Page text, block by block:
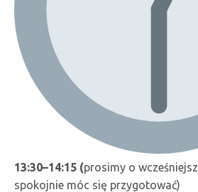
13:30–14:15 (prosimy o
spokojnie móc się przygotować)